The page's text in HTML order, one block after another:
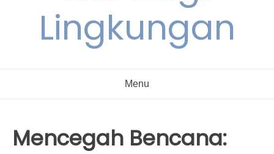
Lingkungan
Menu
Mencegah Bencana: